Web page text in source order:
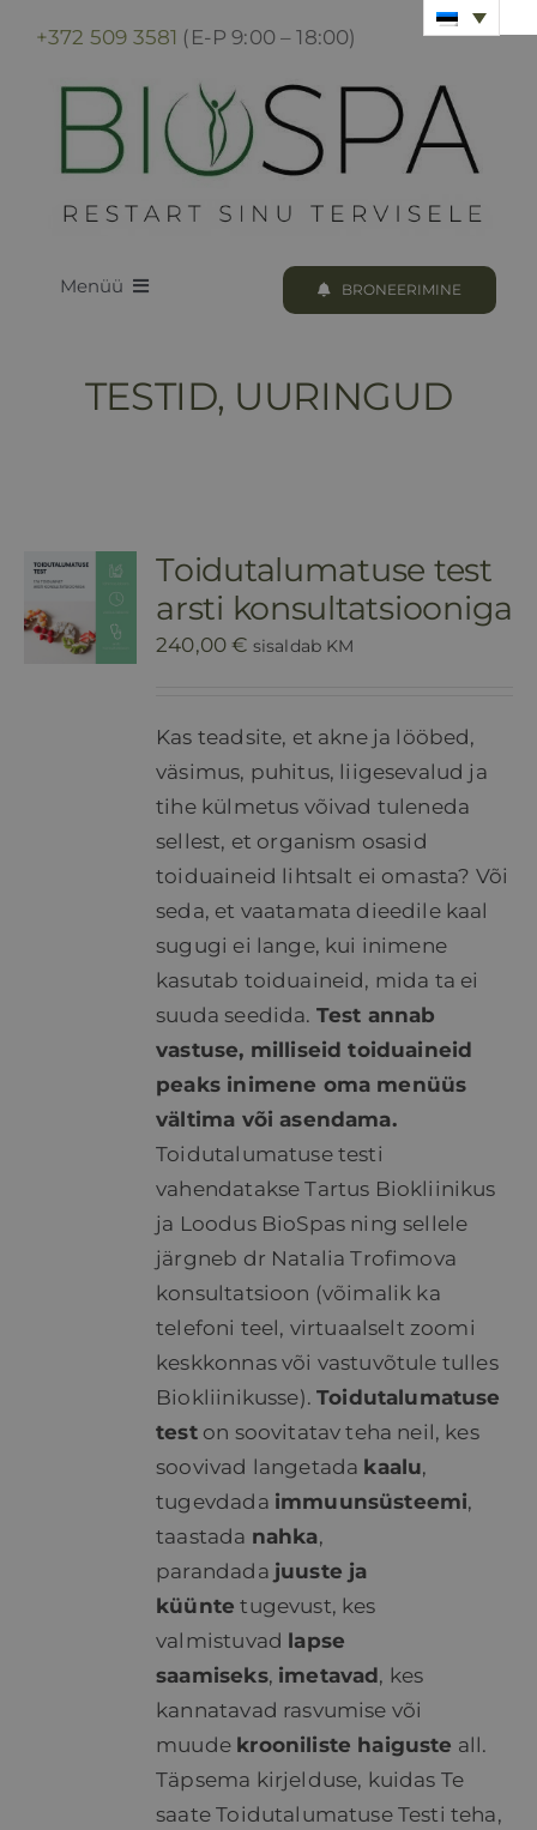
content
+372 509 3581 (E-P 9:00 – 18:00)
Menüü
HINNAKIRI
BRONEERIMINE
TESTID, UURINGUD
Toidutalumatuse test
arsti konsultatsiooniga
240,00€ sisaldab KM
Kas teadsite, et akne ja lööbed,
väsimus, puhitus, liigesevalud ja
tihe külmetus võivad tuleneda
sellest, et organism osasid
toiduaineid lihtsalt ei omasta? Või
seda, et vaatamata dieedile kaal
sugugi ei lange, kui inimene
kasutab toiduaineid, mida ta ei
suuda seedida. Test annab
vastuse, milliseid toiduaineid
peaks inimene oma menüüs
vältima või asendama.
Toidutalumatuse testi
vahendatakse Tartus Biokliinikus
ja Loodus BioSpas ning sellele
järgneb dr Natalia Trofimova
konsultatsioon (võimalik ka
telefoni teel, virtuaalselt zoomi
keskkonnas või vastuvõtule tulles
Biokliinikusse).Toidutalumatuse
teston soovitatav teha neil, kes
soovivad langetada kaalu,
tugevdada immuunsüsteemi,
taastada nahka,
parandada juuste ja
küünte tugevust, kes
valmistuvad lapse
saamiseks, imetavad, kes
kannatavad rasvumise või
muude krooniliste haiguste all.
Täpsema kirjelduse, kuidas Te
saate Toidutalumatuse Testi teha,